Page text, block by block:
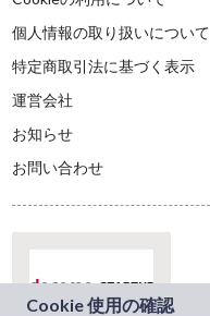
個人情報の取り扱いについて
特定商取引法に基づく表示
運営会社
お知らせ
お問い合わせ